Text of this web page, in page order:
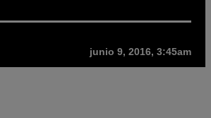
junio 9, 2016, 3:45am